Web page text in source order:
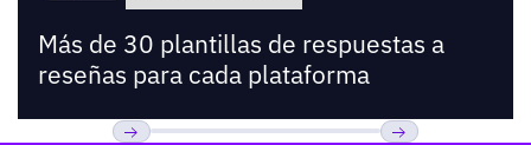
Más de 30 plantillas de respuestas a
reseñas para cada plataforma